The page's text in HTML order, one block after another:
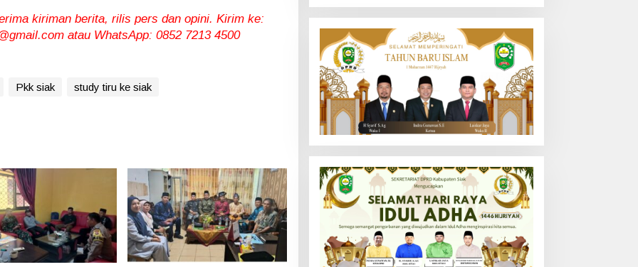
kiriman berita, rilis pers dan opini. Kirim ke:
atau WhatsApp: 0852 7213 4500
Pkk siak study tiru ke siak